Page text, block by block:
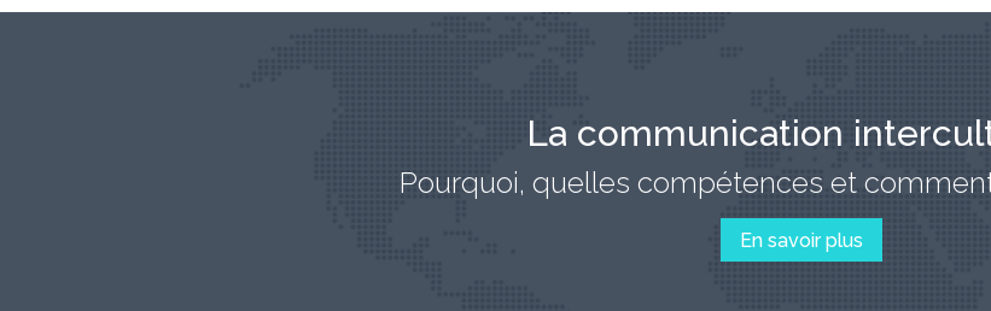
La communication
Pourquoi, quelles compétences et
En savoir plus